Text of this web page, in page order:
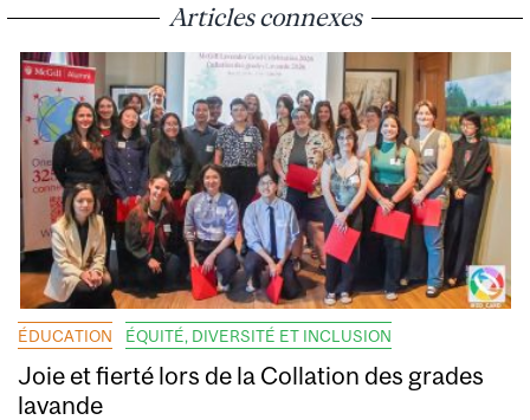
Articles connexes
ÉDUCATION ÉQUITÉ, DIVERSITÉ ET INCLUSION
Joie et fierté lors de la Collation des grades
lavande